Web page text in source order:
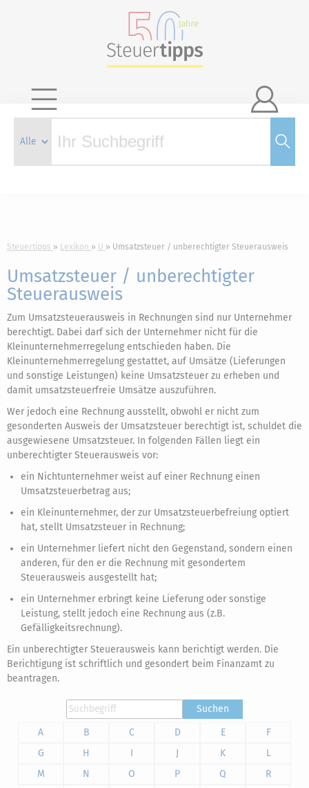

Steuertipps Lexikon U Umsatzsteuer / unberechtigter Steuerausweis
Umsatzsteuer / unberechtigter
Steuerausweis
Zum Umsatzsteuerausweis in Rechnungen sind nur Unternehmer
berechtigt. Dabei darf sich der Unternehmer nicht für die
Kleinunternehmerregelung entschieden haben. Die
Kleinunternehmerregelung gestattet, auf Umsätze (Lieferungen
und sonstige Leistungen) keine Umsatzsteuer zu erheben und
damit umsatzsteuerfreie Umsätze auszuführen.
Wer jedoch eine Rechnung ausstellt, obwohl er nicht zum
gesonderten Ausweis der Umsatzsteuer berechtigt ist, schuldet die
ausgewiesene Umsatzsteuer. In folgenden Fällen liegt ein
unberechtigter Steuerausweis vor:
ein Nichtunternehmer weist auf einer Rechnung einen
Umsatzsteuerbetrag aus;
ein Kleinunternehmer, der zur Umsatzsteuerbefreiung optiert
hat, stellt Umsatzsteuer in Rechnung;
ein Unternehmer liefert nicht den Gegenstand, sondern einen
anderen, für den er die Rechnung mit gesondertem
Steuerausweis ausgestellt hat;
ein Unternehmer erbringt keine Lieferung oder sonstige
Leistung, stellt jedoch eine Rechnung aus (z.B.
Gefälligkeitsrechnung).
Ein unberechtigter Steuerausweis kann berichtigt werden. Die
Berichtigung ist schriftlich und gesondert beim Finanzamt zu
beantragen.
Suchen
A
B C D E
F
G
H I J K
L
M
N O P Q
R